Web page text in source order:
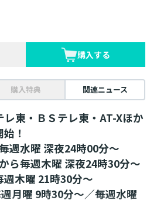
購入する
購入特典 関連ニュース
東・ＢＳテレ東・AT-Xほか
！
週水曜 深夜24時00分～
ら毎週木曜 深夜24時30分～
木曜 21時30分～
週月曜 9時30分～／毎週水曜